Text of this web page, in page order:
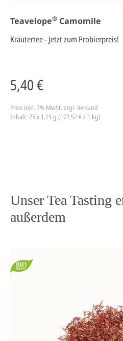
Teavelope® Camomile
Kräutertee - Jetzt zum Probierpreis!
5,40 €
Preis inkl. 7% MwSt. zzgl. Versand
Inhalt: 25 x 1,25 g (172,52 € / 1 kg)
Unser Tea Tasting
außerdem